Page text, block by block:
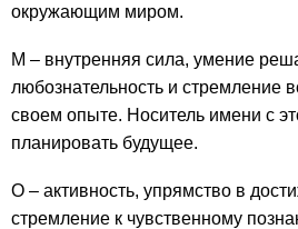
окружающим миром.
М – внутренняя сила, умение
любознательность и стремление
своем опыте. Носитель имени с
планировать будущее.
О – активность, упрямство в
стремление к чувственному